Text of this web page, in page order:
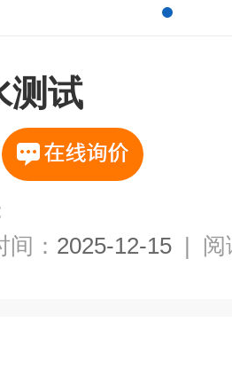
测试
： 2025-12-15 | 阅